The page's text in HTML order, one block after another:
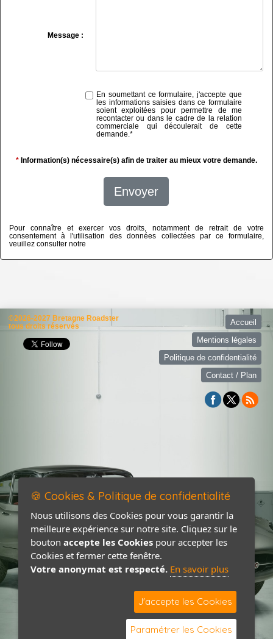
Message :
En soumettant ce formulaire, j'accepte que
les informations saisies dans ce formulaire
soient exploitées pour permettre de me
recontacter ou dans le cadre de la relation
commerciale qui découlerait de cette
demande.*
* Information(s) nécessaire(s) afin de traiter au mieux votre demande.
Envoyer
Pour connaître et exercer vos droits, notamment de retrait de votre
consentement à l'utilisation des données collectées par ce formulaire,
veuillez consulter notre
©2026-2027 Bretagne Roadster
tous droits réservés
Accueil
Mentions légales
Politique de confidentialité
Contact / Plan
🍪 Cookies & Politique de confidentialité
Nous utilisons des Cookies pour vous garantir la
meilleure expérience sur notre site. Cliquez sur le
bouton accepte les Cookies pour accepter les
Cookies et fermer cette fenêtre.
Votre anonymat est respecté. En savoir plus
J'accepte les Cookies
Paramétrer les Cookies